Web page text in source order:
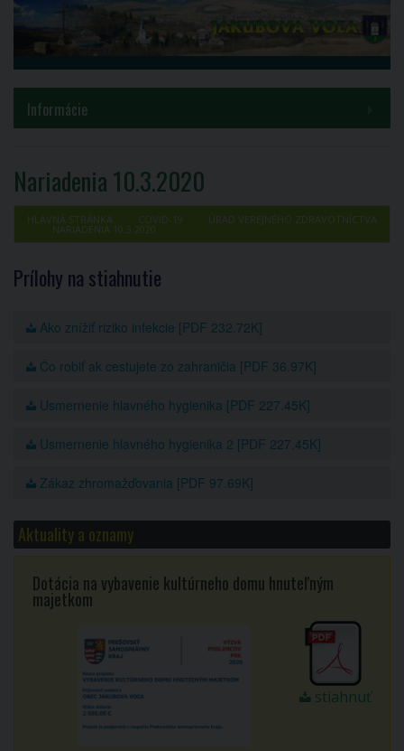
MENU
Informácie
Inštitúcie
Voľby a referendá
Kontakty
COVID-19
PROJEKT HUSKROUA 1702/3.1/0082
Nariadenia 10.3.2020
HLAVNÁ STRÁNKA COVID-19 ÚRAD VEREJNÉHO ZDRAVOTNÍCTVA
NARIADENIA 10.3.2020
Prílohy na stiahnutie
Ako znížiť riziko infekcie [PDF 232.72K]
Čo robiť ak cestujete zo zahraničia [PDF 36.97K]
Usmernenie hlavného hygienika [PDF 227.45K]
Usmernenie hlavného hygienika 2 [PDF 227.45K]
Zákaz zhromažďovania [PDF 97.69K]
Aktuality a oznamy
Dotácia na vybavenie kultúrneho domu hnuteľným
majetkom
stiahnuť